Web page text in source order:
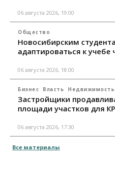
06 августа 2026, 19:00
Общество
Новосибирским
адаптироваться к учебе
06 августа 2026, 18:00
Бизнес Власть Недвижимость
Застройщики
площади участков для
06 августа 2026, 17:30
Все материалы